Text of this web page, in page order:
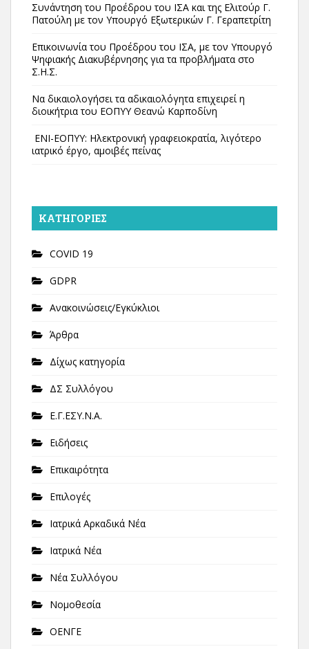
Συνάντηση του Προέδρου του ΙΣΑ και της Ελιτούρ Γ.
Πατούλη με τον Υπουργό Εξωτερικών Γ. Γεραπετρίτη
Επικοινωνία του Προέδρου του ΙΣΑ, με τον Υπουργό
Ψηφιακής Διακυβέρνησης για τα προβλήματα στο
Σ.Η.Σ.
Να δικαιολογήσει τα αδικαιολόγητα επιχειρεί η
διοικήτρια του ΕΟΠΥΥ Θεανώ Καρποδίνη
ΕΝΙ-ΕΟΠΥΥ: Ηλεκτρονική γραφειοκρατία, λιγότερο
ιατρικό έργο, αμοιβές πείνας
KΑΤΗΓΟΡΊΕΣ
COVID 19
GDPR
Ανακοινώσεις/Εγκύκλιοι
Άρθρα
Δίχως κατηγορία
ΔΣ Συλλόγου
Ε.Γ.ΕΣΥ.Ν.Α.
Ειδήσεις
Επικαιρότητα
Επιλογές
Ιατρικά Αρκαδικά Νέα
Ιατρικά Νέα
Νέα Συλλόγου
Νομοθεσία
ΟΕΝΓΕ